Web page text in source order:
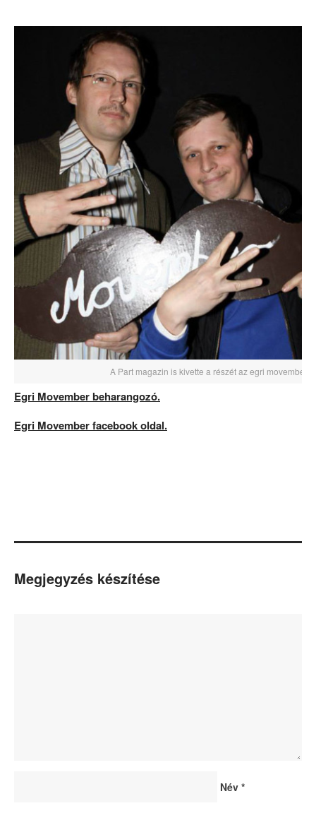
A Part magazin is kivette a részét az egri movemberi
Egri Movember beharangozó.
Egri Movember facebook oldal.
Megjegyzés készítése
Név *